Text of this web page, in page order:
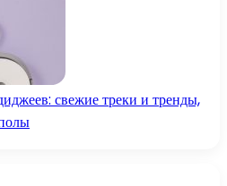
свежие треки и тренды,